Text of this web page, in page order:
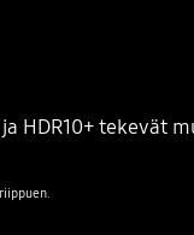
HDR10+ tekevät